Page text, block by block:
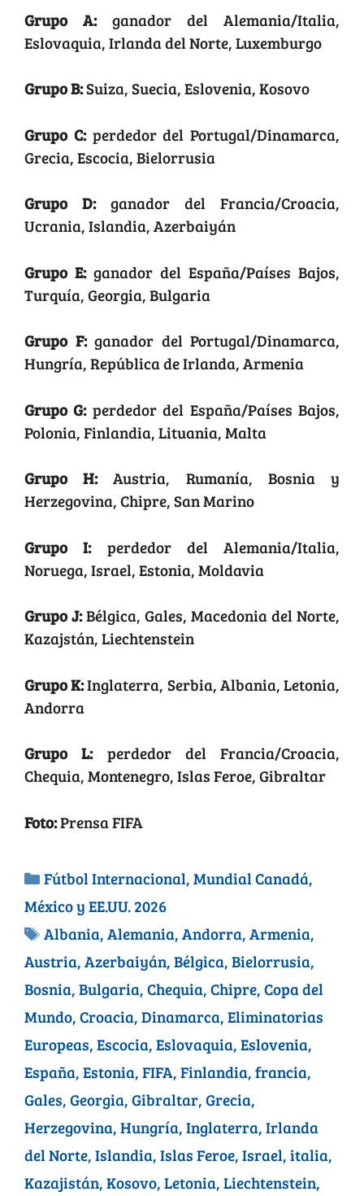
Grupo A:ganador del Alemania/Italia,
Eslovaquia, Irlanda del Norte, Luxemburgo
Grupo B:Suiza, Suecia, Eslovenia, Kosovo
Grupo C:perdedor del Portugal/Dinamarca,
Grecia, Escocia, Bielorrusia
Grupo D:ganador del Francia/Croacia,
Ucrania, Islandia, Azerbaiyán
Grupo E:ganador del España/Países Bajos,
Turquía, Georgia, Bulgaria
Grupo F:ganador del Portugal/Dinamarca,
Hungría, República de Irlanda, Armenia
Grupo G:perdedor del España/Países Bajos,
Polonia, Finlandia, Lituania, Malta
Grupo H:Austria, Rumanía, Bosnia y
Herzegovina, Chipre, San Marino
Grupo I:perdedor del Alemania/Italia,
Noruega, Israel, Estonia, Moldavia
Grupo J:Bélgica, Gales, Macedonia del Norte,
Kazajstán, Liechtenstein
Grupo K:Inglaterra, Serbia, Albania, Letonia,
Andorra
Grupo L:perdedor del Francia/Croacia,
Chequia, Montenegro, Islas Feroe, Gibraltar
Foto:Prensa FIFA
Fútbol Internacional,Mundial Canadá,
México y EE.UU. 2026
Albania,Alemania,Andorra,Armenia,
Austria, Azerbaiyán, Bélgica, Bielorrusia,
Bosnia, Bulgaria, Chequia, Chipre, Copa del
Mundo, Croacia, Dinamarca, Eliminatorias
Europeas, Escocia, Eslovaquia, Eslovenia,
España, Estonia, FIFA, Finlandia, francia,
Gales, Georgia, Gibraltar, Grecia,
Herzegovina, Hungría, Inglaterra, Irlanda
del Norte, Islandia, Islas Feroe, Israel, italia,
Kazajistán, Kosovo, Letonia, Liechtenstein,